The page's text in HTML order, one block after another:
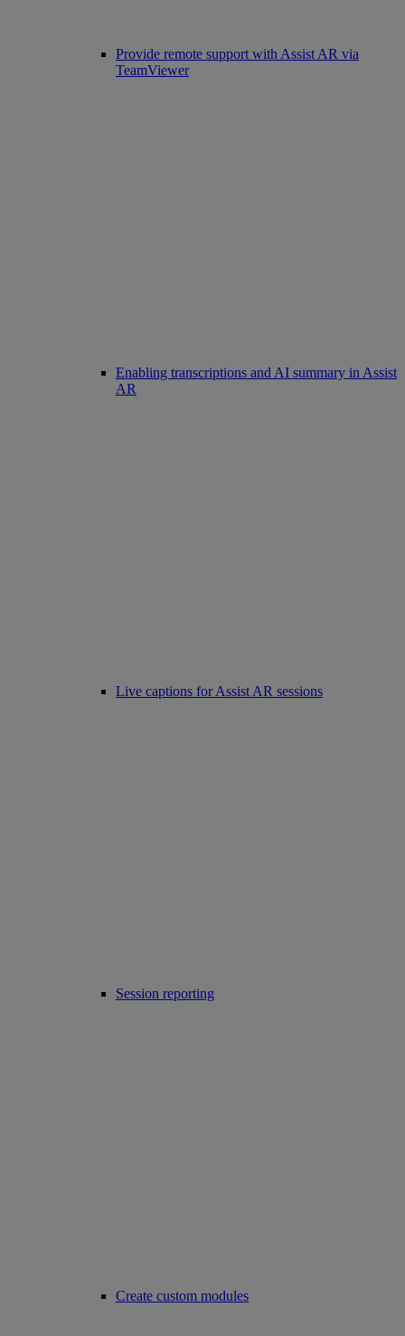
Provide remote support with Assist AR via
TeamViewer
Enabling transcriptions and AI summary in Assist
AR
Live captions for Assist AR sessions
Session reporting
Create custom modules